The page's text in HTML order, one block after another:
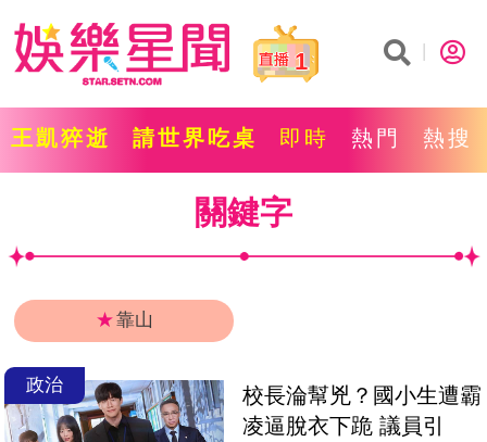
1
王凱猝逝 請世界吃桌 即時 熱門 熱搜
關鍵字
★靠山
政治
校長淪幫兇？國小生遭霸
凌逼脫衣下跪 議員引